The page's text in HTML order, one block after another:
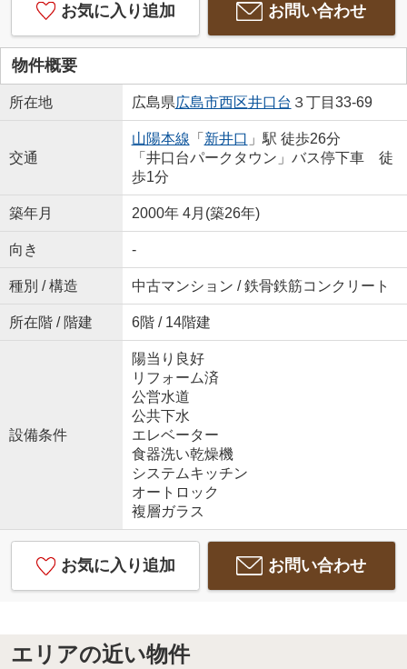
お気に入り追加 お問い合わせ
物件概要
所在地 広島県広島市西区井口台 ３丁目33-69
交通
山陽本線 「 新井口 」駅 徒歩26分
「井口台パークタウン」バス停下車 徒
歩1分
築年月 2000年 4月(築26年)
向き -
種別 / 構造 中古マンション / 鉄骨鉄筋コンクリート
所在階 / 階建 6階 / 14階建
設備条件
陽当り良好
リフォーム済
公営水道
公共下水
エレベーター
食器洗い乾燥機
システムキッチン
オートロック
複層ガラス
お気に入り追加 お問い合わせ
エリアの近い物件